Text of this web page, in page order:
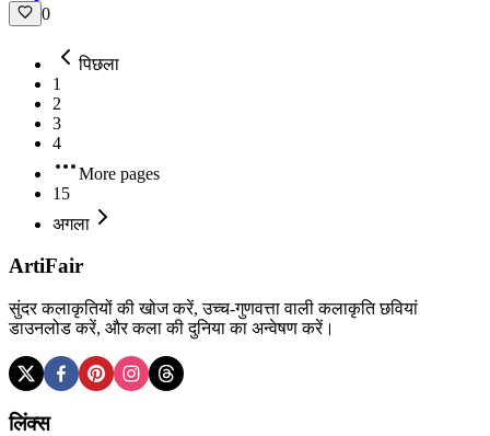
0
पिछला
1
2
3
4
More pages
15
अगला
ArtiFair
सुंदर कलाकृतियों की खोज करें, उच्च-गुणवत्ता वाली कलाकृति छवियां
डाउनलोड करें, और कला की दुनिया का अन्वेषण करें।
लिंक्स